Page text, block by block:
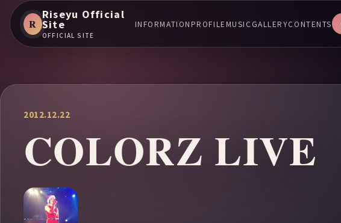
R
Riseyu Official
Site
OFFICIAL SITE
INFORMATIONPROFILEMUSIC GALLERYCONTENTS
2012.12.22
COLORZ LIVE